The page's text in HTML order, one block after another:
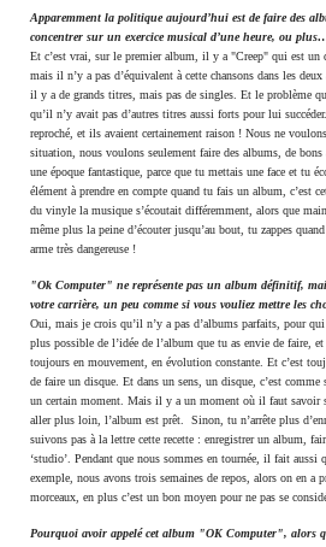
Apparemment la politique aujourd’hui est de faire des
concentrer sur un exercice musical d’une heure, ou
Et c’est vrai, sur le premier album, il y a "Creep" qui est un
mais il n’y a pas d’équivalent à cette chansons dans les
il y a de grands titres, mais pas de singles. Et le problème
qu’il n’y avait pas d’autres titres aussi forts pour lui
reproché, et ils avaient certainement raison ! Nous ne
situation, nous voulons seulement faire des albums, de
une époque fantastique, parce que tu mettais une face et tu
élément à prendre en compte quand tu fais un album, c’est
du vinyle la musique s’écoutait différemment, alors que
même plus la peine d’écouter jusqu’au bout, tu zappes
arme très dangereuse !
"Ok Computer" ne représente pas un album définitif,
votre carrière, un peu comme si vous vouliez mettre les
Oui, mais je crois qu’il n’y a pas d’albums parfaits, pour
plus possible de l’idée de l’album que tu as envie de faire,
toujours en mouvement, en évolution constante. Et c’est
de faire un disque. Et dans un sens, un disque, c’est
un certain moment. Mais il y a un moment où il faut savoir
aller plus loin, l’album est prêt. Sinon, tu n’arrête plus
suivons pas à la lettre cette recette : enregistrer un album,
‘studio’. Pendant que nous sommes en tournée, il fait aussi
exemple, nous avons trois semaines de repos, alors on en a
morceaux, en plus c’est un bon moyen pour ne pas se
Pourquoi avoir appelé cet album "OK Computer", alors